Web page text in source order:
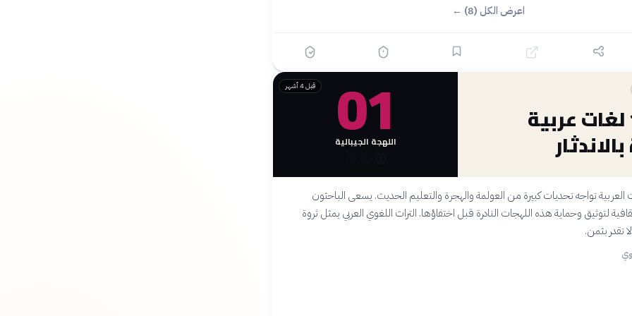
اعرض الكل (8) ←
أكثر 10 لغات عربية
قبل 4 أشهر 01
اللهجة الجيبالية
العربية تواجه تحديات كبيرة من العولمة والهجرة والتعليم الحديث. يسعى الباحثون
لتوثيق وحماية هذه اللهجات النادرة قبل اختفاؤها. التراث اللغوي العربي يمثل ثروة
تقدر بثمن.